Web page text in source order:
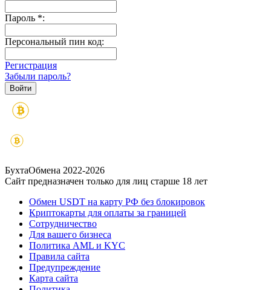
Пароль *:
Персональный пин код:
Регистрация
Забыли пароль?
БухтаОбмена 2022-2026
Сайт предназначен только для лиц старше 18 лет
Обмен USDT на карту РФ без блокировок
Криптокарты для оплаты за границей
Сотрудничество
Для вашего бизнеса
Политика AML и KYC
Правила сайта
Предупреждение
Карта сайта